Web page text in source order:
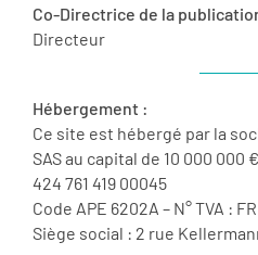
Co-Directrice de la
Directeur
Hébergement :
Ce site est hébergé par la
SAS au capital de 10 000 000
424 761 419 00045
Code APE 6202A – N° TVA :
Siège social : 2 rue